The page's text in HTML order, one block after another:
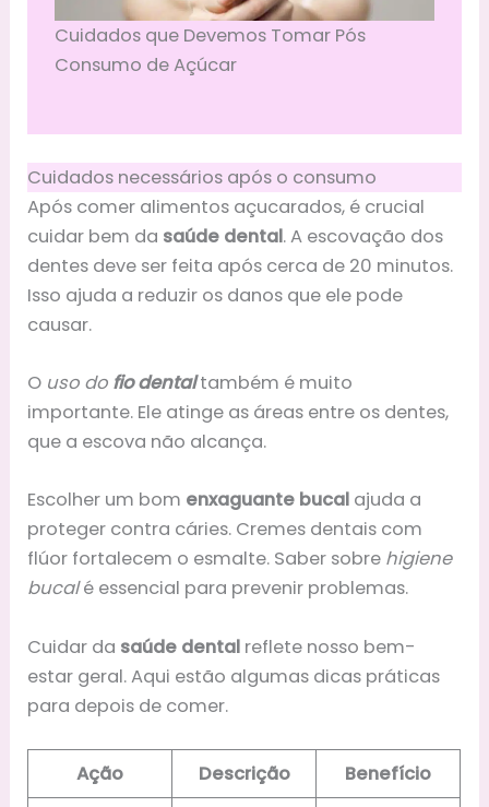
Cuidados que Devemos Tomar Pós
Consumo de Açúcar
Cuidados necessários após o consumo
Após comer alimentos açucarados, é crucial
cuidar bem da saúde dental. A escovação dos
dentes deve ser feita após cerca de 20 minutos.
Isso ajuda a reduzir os danos que ele pode
causar.
O uso do fio dental também é muito
importante. Ele atinge as áreas entre os dentes,
que a escova não alcança.
Escolher um bom enxaguante bucal ajuda a
proteger contra cáries. Cremes dentais com
flúor fortalecem o esmalte. Saber sobre higiene
bucalé essencial para prevenir problemas.
Cuidar da saúde dental reflete nosso bem-
estar geral. Aqui estão algumas dicas práticas
para depois de comer.
Ação Descrição Benefício